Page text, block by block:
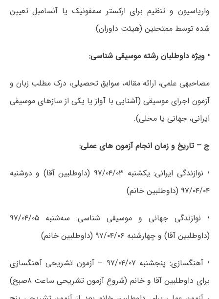
واریاسیون و تنظیم برای ارکستر سمفونیک یا آنسامبل تعیین
شده توسط ممتحنین (هیئت داوران)
• ویژه داوطلبان رشته موسیقی شناسی:
مصاحبه‏ی علمی، ارائه مقاله، سوابق تحصیلی، درک مطلب زبان و
آزمون اجرای موسیقی (آشنایی با آواز یا یکی از سازهای موسیقی
ایرانی، جهانی یا محلی).
ج – تاریخ و زمان انجام آزمون های عملی:
• نوازندگی ایرانی: یکشنبه ۹۷/۰۴/۰۳ (داوطلبین آقا) و دوشنبه
۹۷/۰۴/۰۴ (داوطلبین خانم)
• نوازندگی جهانی و موسیقی شناسی: سه‌شنبه ۹۷/۰۴/۰۵
(داوطلبین آقا) و چهارشنبه ۹۷/۰۴/۰۶ (داوطلبین خانم)
• آهنگسازی: پنجشنبه ۹۷/۰۴/۰۷ – آزمون تشریحی آهنگسازی
برای داوطلبین آقا و خانم (شروع آزمون تشریحی ساعت ۸صبح)